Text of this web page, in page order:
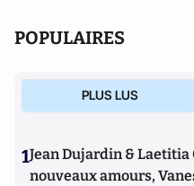
POPULAIRES
PLUS LUS
1Jean Dujardin &
nouveaux amours,